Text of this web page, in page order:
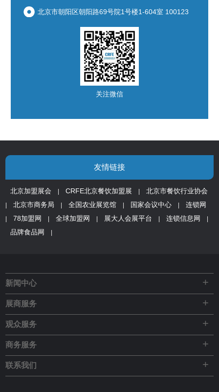
北京市朝阳区朝阳路69号院1号楼1-604室 100123
关注微信
友情链接
北京加盟展会 | CRFE北京餐饮加盟展 | 北京市餐饮行业协会
| 北京市商务局 | 全国农业展览馆 | 国家会议中心 | 连锁网
| 78加盟网 | 全球加盟网 | 展大人会展平台 | 连锁信息网 |
品牌食品网 |
新闻中心 +
展商服务 +
观众服务 +
商务服务 +
联系我们 +